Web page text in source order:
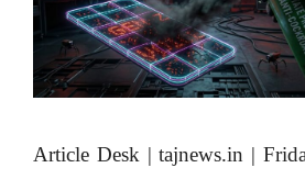
Article Desk | tajnews.in |